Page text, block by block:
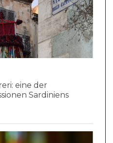
eine der
Sardiniens